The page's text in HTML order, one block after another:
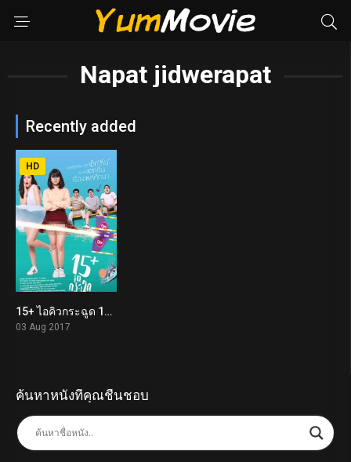
Napat jidwerapat
Recently added
6.8
HD
15+ ไอคิวกระฉูด 15+ Coming of Age (2017)
03 Aug 2017
ค้นหาหนังที่คุณชื่นชอบ